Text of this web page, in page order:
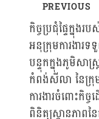
Post
PREVIOUS
កិច្ចប្រជុំផ្ទៃក្នុងរ
អនុក្រុមការងារ
បន្ទុកក្នុងភូមិសាស្
កំពង់សីលា នៃក្រុ
ការងារចំពោះកិច្ច
ពិនិត្យស្ថានភាពន